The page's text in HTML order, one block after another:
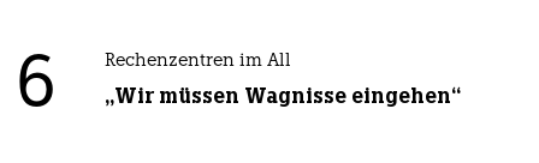
6 Rechenzentren im All
„Wir müssen Wagnisse eingehen“